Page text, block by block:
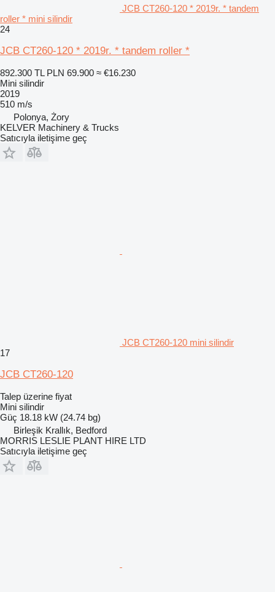
JCB CT260-120 * 2019r. * tandem
roller * mini silindir
24
JCB CT260-120 * 2019r. * tandem roller *
892.300 TL PLN 69.900 ≈ €16.230
Mini silindir
2019
510 m/s
Polonya, Żory
KELVER Machinery & Trucks
Satıcıyla iletişime geç
JCB CT260-120 mini silindir
17
JCB CT260-120
Talep üzerine fiyat
Mini silindir
Güç 18.18 kW (24.74 bg)
Birleşik Krallık, Bedford
MORRIS LESLIE PLANT HIRE LTD
Satıcıyla iletişime geç